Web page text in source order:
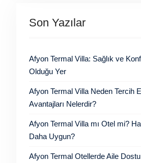
Son Yazılar
Afyon Termal Villa: Sağlık ve
Olduğu Yer
Afyon Termal Villa Neden Tercih
Avantajları Nelerdir?
Afyon Termal Villa mı Otel mi?
Daha Uygun?
Afyon Termal Otellerde Aile Dostu